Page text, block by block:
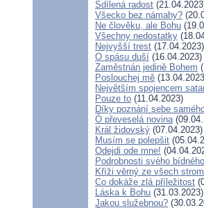
Sdílená radost
Všecko bez námahy?
Ne člověku, ale Bohu
Všechny nedostatky
Nejvyšší trest (17.04.2023)
O spásu duší (16.04.2023)
Zaměstnán jedině Bohem
Poslouchej mě
Největším spojencem
Pouze to (11.04.2023)
Díky poznání sebe
Ó převeselá novina
Král židovský (07.04.2023)
Musím se polepšit
Odejdi ode mne!
Podrobnosti svého
Kříži věrný ze všech
Co dokáže zlá příležitost
Láska k Bohu (31.03.2023)
Jakou služebnou?